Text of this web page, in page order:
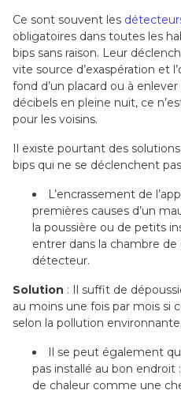
Ce sont souvent les
obligatoires dans toutes les
bips sans raison. Leur
vite source d’exaspération et
fond d’un placard ou à
décibels en pleine nuit, ce
pour les voisins.
Il existe pourtant des
bips qui ne se déclenchent
L’encrassement de
premières causes d’un
la poussière ou de petits
entrer dans la chambre
détecteur.
Solution : Il suffit de
au moins une fois par mois si
selon la pollution environnante.
Il se peut également
pas installé au bon endroit
de chaleur comme une